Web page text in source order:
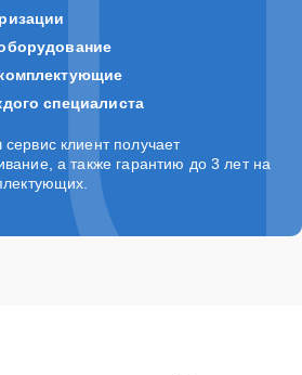
специалиста
клиент получает
а также гарантию до 3 лет на